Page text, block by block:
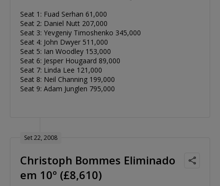
Seat 1: Fuad Serhan 61,000
Seat 2: Daniel Nutt 207,000
Seat 3: Yevgeniy Timoshenko 345,000
Seat 4: John Dwyer 511,000
Seat 5: Ian Woodley 153,000
Seat 6: Jesper Hougaard 89,000
Seat 7: Linda Lee 121,000
Seat 8: Neil Channing 199,000
Seat 9: Adam Junglen 795,000
Set 22, 2008
Christoph Bommes Eliminado
em 10º (£8,610)